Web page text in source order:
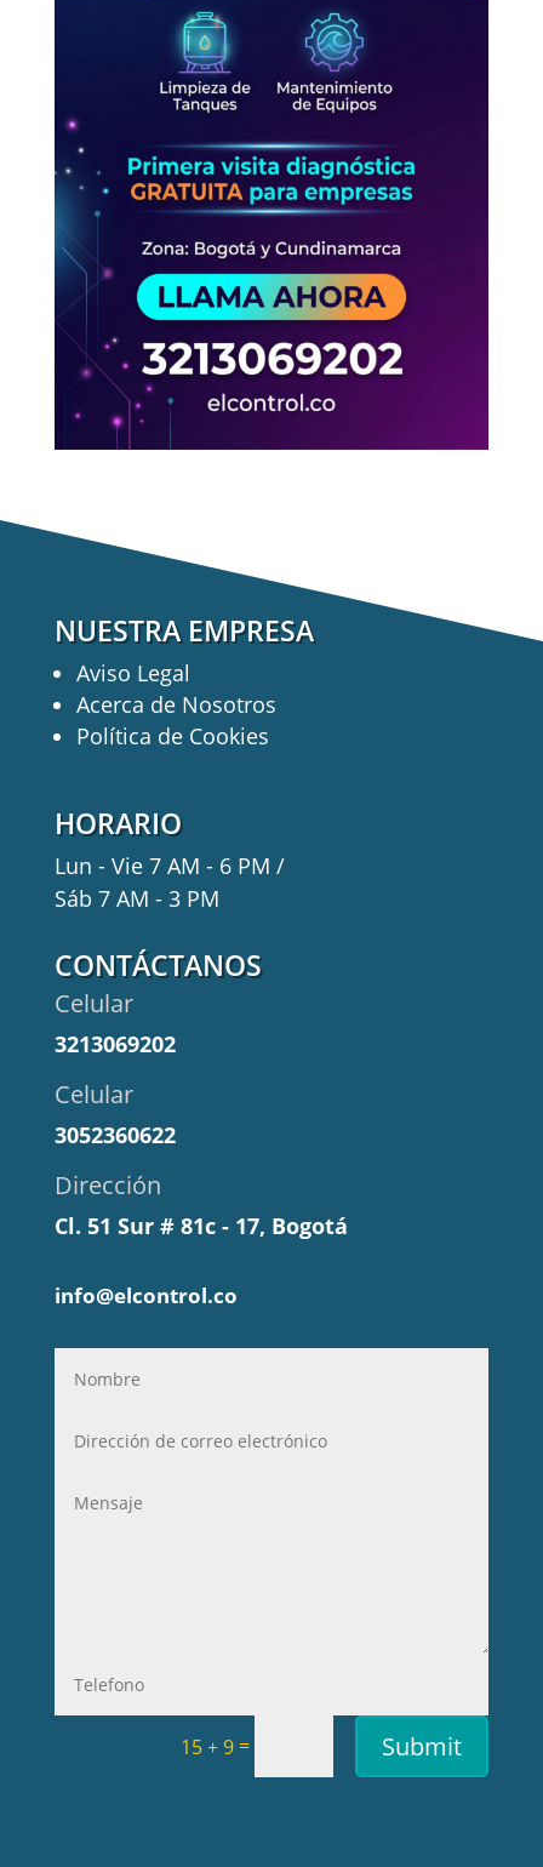
NUESTRA EMPRESA
Aviso Legal
Acerca de Nosotros
Política de Cookies
HORARIO
Lun - Vie 7 AM - 6 PM /
Sáb 7 AM - 3 PM
CONTÁCTANOS
Celular
3213069202
Celular
3052360622
Dirección
Cl. 51 Sur # 81c - 17, Bogotá
info@elcontrol.co
15 + 9 = Submit